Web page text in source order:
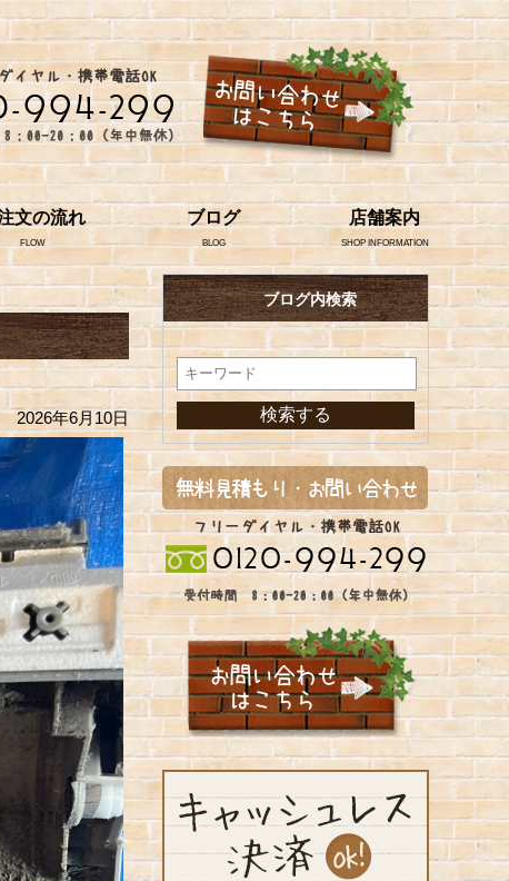
文の流れ
FLOW
ブログ
BLOG
店舗案内
SHOP INFORMATION
2026年6月10日
ブログ内検索